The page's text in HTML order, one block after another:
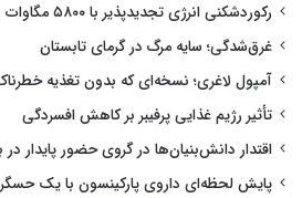
رکوردشکنی انرژی تجدیدپذیر با ۵۸۰۰ مگاوات برق
غرق‌شدگی؛ سایه مرگ در گرمای تابستان
آمپول لاغری؛ نسخه‌ای که بدون تغذیه
تأثیر رژیم غذایی پرفیبر بر کاهش افسردگی
اقتدار دانش‌بنیان‌ها در گروی حضور پایدار در
پایش لحظه‌ای داروی پارکینسون با یک